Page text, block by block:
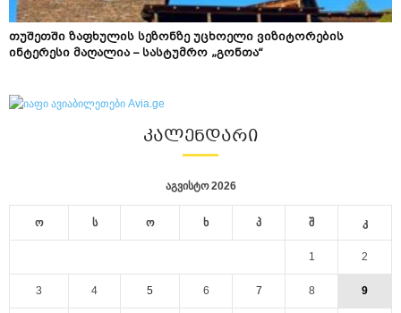
თუშეთში ზაფხულის სეზონზე უცხოელი ვიზიტორების
ინტერესი მაღალია – სასტუმრო „გონთა“
ᲙᲐᲚᲔᲜᲓᲐᲠᲘ
აგვისტო 2026
ო ს ო ხ პ შ კ
1 2
3 4 5 6 7 8 9